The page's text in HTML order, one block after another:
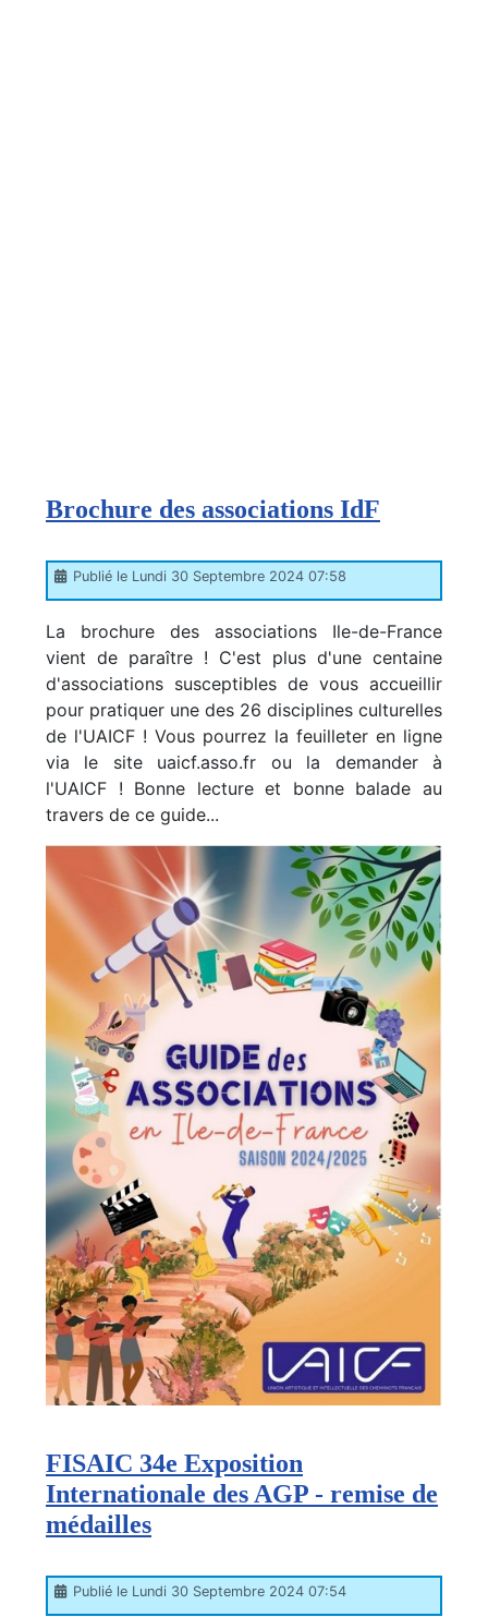
Brochure des associations IdF
Publié le Lundi 30 Septembre 2024 07:58
La brochure des associations Ile-de-France
vient de paraître ! C'est plus d'une centaine
d'associations susceptibles de vous accueillir
pour pratiquer une des 26 disciplines culturelles
de l'UAICF ! Vous pourrez la feuilleter en ligne
via le site uaicf.asso.fr ou la demander à
l'UAICF ! Bonne lecture et bonne balade au
travers de ce guide...
FISAIC 34e Exposition
Internationale des AGP - remise de
médailles
Publié le Lundi 30 Septembre 2024 07:54